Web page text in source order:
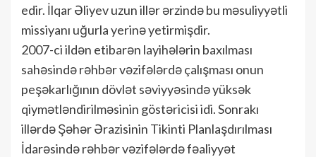
edir. İlqar Əliyev uzun illər ərzində bu məsuliyyətli
missiyanı uğurla yerinə yetirmişdir.
2007-ci ildən etibarən layihələrin baxılması
sahəsində rəhbər vəzifələrdə çalışması onun
peşəkarlığının dövlət səviyyəsində yüksək
qiymətləndirilməsinin göstəricisi idi. Sonrakı
illərdə Şəhər Ərazisinin Tikinti Planlaşdırılması
İdarəsində rəhbər vəzifələrdə fəaliyyət